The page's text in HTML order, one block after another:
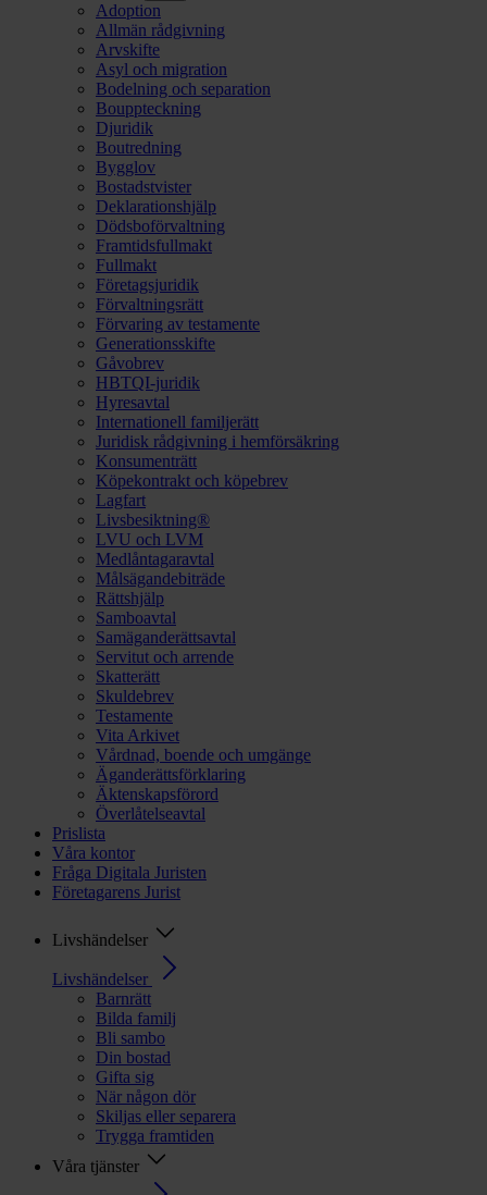
Adoption
Allmän rådgivning
Arvskifte
Asyl och migration
Bodelning och separation
Bouppteckning
Djuridik
Boutredning
Bygglov
Bostadstvister
Deklarationshjälp
Dödsboförvaltning
Framtidsfullmakt
Fullmakt
Företagsjuridik
Förvaltningsrätt
Förvaring av testamente
Generationsskifte
Gåvobrev
HBTQI-juridik
Hyresavtal
Internationell familjerätt
Juridisk rådgivning i hemförsäkring
Konsumenträtt
Köpekontrakt och köpebrev
Lagfart
Livsbesiktning®
LVU och LVM
Medlåntagaravtal
Målsägandebiträde
Rättshjälp
Samboavtal
Samäganderättsavtal
Servitut och arrende
Skatterätt
Skuldebrev
Testamente
Vita Arkivet
Vårdnad, boende och umgänge
Äganderättsförklaring
Äktenskapsförord
Överlåtelseavtal
Prislista
Våra kontor
Fråga Digitala Juristen
Företagarens Jurist
Livshändelser
Livshändelser
Barnrätt
Bilda familj
Bli sambo
Din bostad
Gifta sig
När någon dör
Skiljas eller separera
Trygga framtiden
Våra tjänster